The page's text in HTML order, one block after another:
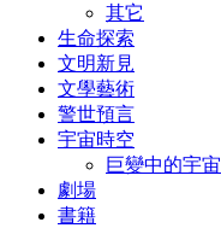
其它
生命探索
文明新見
文學藝術
警世預言
宇宙時空
巨變中的宇宙
劇場
書籍